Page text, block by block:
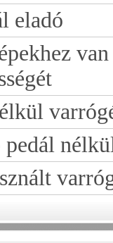
eladó
pedál